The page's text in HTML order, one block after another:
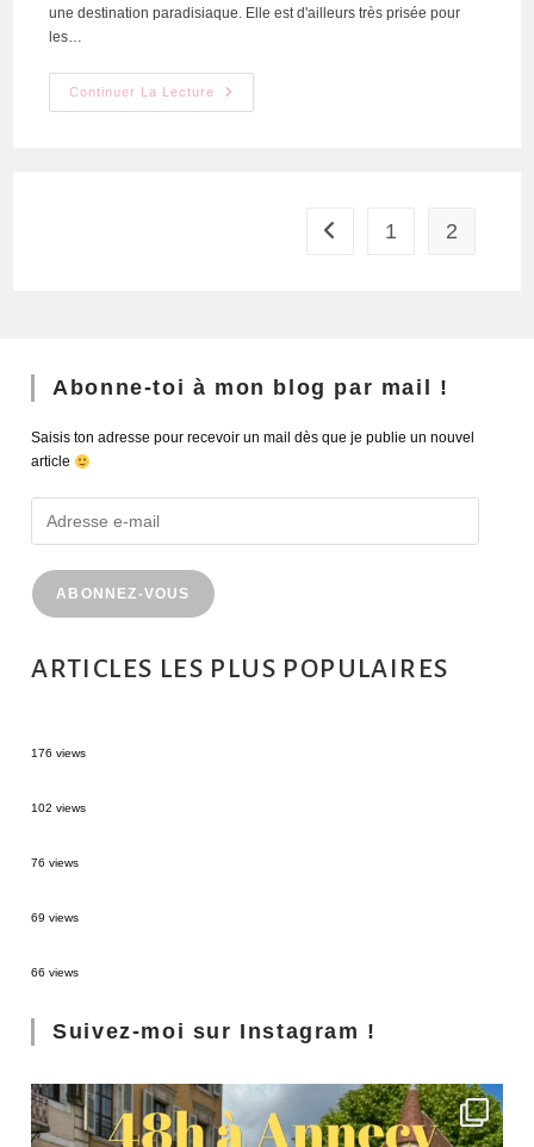
une destination paradisiaque. Elle est d'ailleurs très prisée pour
les…
Continuer La Lecture
1 2
Abonne-toi à mon blog par mail !
Saisis ton adresse pour recevoir un mail dès que je publie un nouvel
article
ABONNEZ-VOUS
ARTICLES LES PLUS POPULAIRES
176 views
102 views
76 views
69 views
66 views
Suivez-moi sur Instagram !